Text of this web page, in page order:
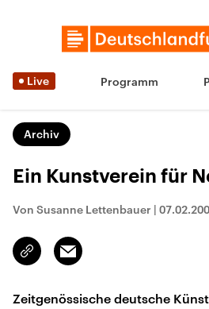
Live Programm
Archiv
Ein Kunstverein für
Von Susanne Lettenbauer |
Link
kopieren/teilen
Email
Zeitgenössische deutsche